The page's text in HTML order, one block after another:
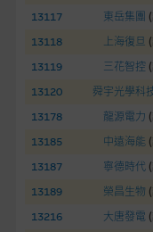
13117
東岳集團 (
13118
上海復旦 (
13119
三花智控 (
13120
舜宇光學科
13178
龍源電力 (
13185
中遠海能 (
13187
寧德時代 (
13189
榮昌生物 (
13216
大唐發電 (
整、合時及準確，對
錯誤、失實、遺漏、
或損毀，亦一概不會
本使用條款的所有方
無法收回部份或全部
表現並不反映未來表